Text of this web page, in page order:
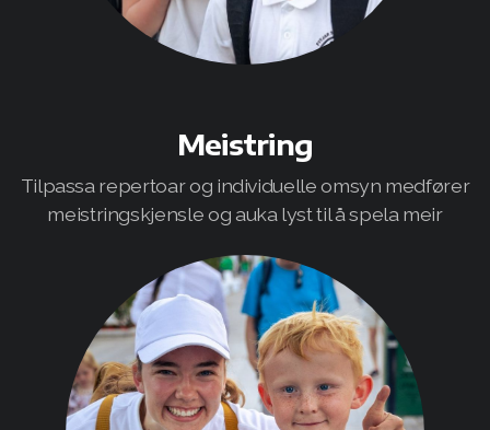
Meistring
Tilpassa repertoar og individuelle omsyn medfører
meistringskjensle og auka lyst til å spela meir